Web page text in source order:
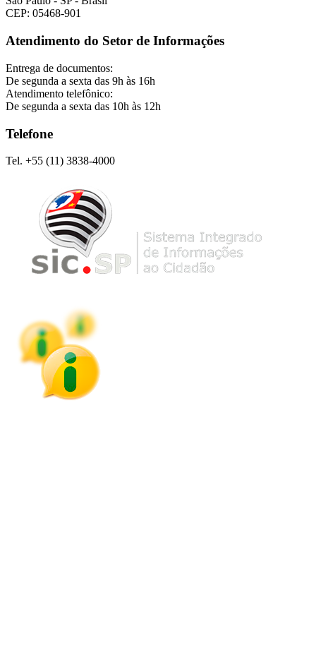
CEP: 05468-901
Atendimento do Setor de Informações
Entrega de documentos:
De segunda a sexta das 9h às 16h
Atendimento telefônico:
De segunda a sexta das 10h às 12h
Telefone
Tel. +55 (11) 3838-4000